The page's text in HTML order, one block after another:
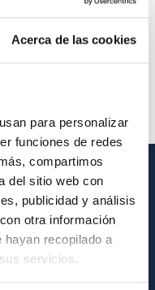
Acerca de las cookies
para personalizar
funciones de redes
compartimos
del sitio web con
publicidad y análisis
otra información
hayan recopilado a
servicios.